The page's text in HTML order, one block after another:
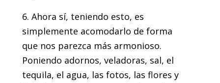
6. Ahora sí, teniendo esto, es
simplemente acomodarlo de forma
que nos parezca más armonioso.
Poniendo adornos, veladoras, sal, el
tequila, el agua, las fotos, las flores y